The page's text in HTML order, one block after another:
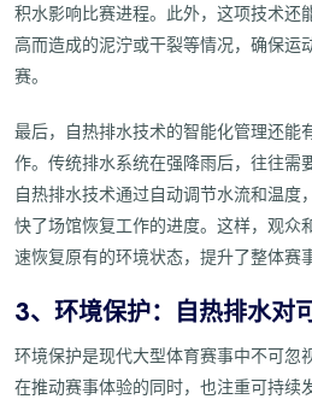
积水影响比赛进程。此外，这项技术还
高而造成的泥泞或干裂等情况，确保运
赛。
最后，自热排水技术的智能化管理还能
作。传统排水系统在强降雨后，往往需
自热排水技术通过自动调节水流和温度
快了场馆恢复工作的进度。这样，观众
速恢复原有的环境状态，提升了整体赛
3、环境保护：自热排水对
环境保护是现代大型体育赛事中不可忽
在推动赛事体验的同时，也注重可持续